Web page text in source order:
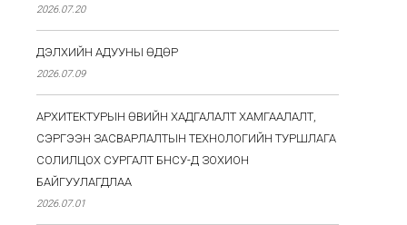
2026.07.20
ДЭЛХИЙН АДУУНЫ ӨДӨР
2026.07.09
АРХИТЕКТУРЫН ӨВИЙН ХАДГАЛАЛТ ХАМГААЛАЛТ,
СЭРГЭЭН ЗАСВАРЛАЛТЫН ТЕХНОЛОГИЙН ТУРШЛАГА
СОЛИЛЦОХ СУРГАЛТ БНСУ-Д ЗОХИОН
БАЙГУУЛАГДЛАА
2026.07.01